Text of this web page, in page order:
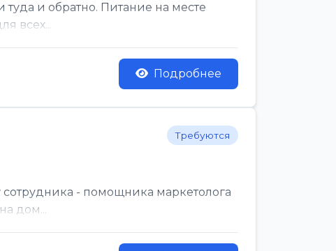
и обратно. Питание на месте
всех...
Подробнее
Требуются
- помощника маркетолога
дом...